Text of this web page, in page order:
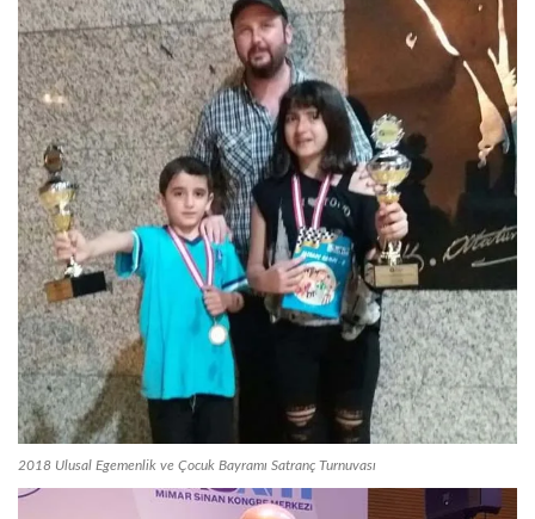
2018 Ulusal Egemenlik ve Çocuk Bayramı Satranç Turnuvası